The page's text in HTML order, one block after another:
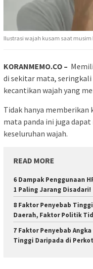
Ilustrasi wajah kusam saat musim
KORANMEMO.CO –
di sekitar mata,
kecantikan wajah yang
Tidak hanya memberikan
mata panda ini juga
keseluruhan wajah.
READ MORE
6 Dampak Penggunaan
1 Paling Jarang Disadari!
8 Faktor Penyebab
Daerah, Faktor Politik
7 Faktor Penyebab
Tinggi Daripada di